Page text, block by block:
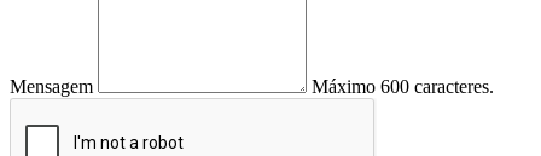
Mensagem Máximo 600 caracteres.